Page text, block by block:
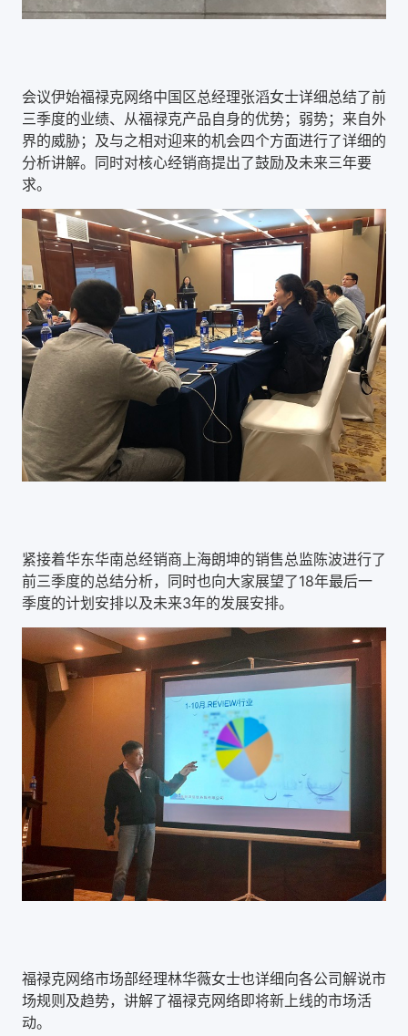
会议伊始福禄克网络中国区总经理张滔女士详细总结了前
三季度的业绩、从福禄克产品自身的优势；弱势；来自外
界的威胁；及与之相对迎来的机会四个方面进行了详细的
分析讲解。同时对核心经销商提出了鼓励及未来三年要
求。
紧接着华东华南总经销商上海朗坤的销售总监陈波进行了
前三季度的总结分析，同时也向大家展望了18年最后一
季度的计划安排以及未来3年的发展安排。
福禄克网络市场部经理林华薇女士也详细向各公司解说市
场规则及趋势，讲解了福禄克网络即将新上线的市场活
动。